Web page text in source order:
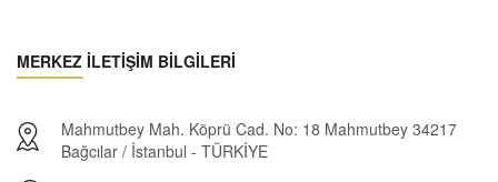
MERKEZ İLETİŞİM BİLGİLERİ
Mahmutbey Mah. Köprü Cad. No: 18 Mahmutbey 34217
Bağcılar / İstanbul - TÜRKİYE